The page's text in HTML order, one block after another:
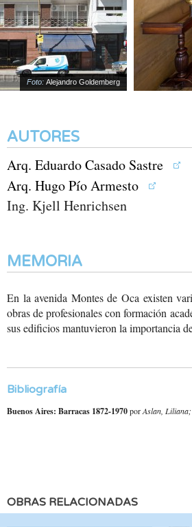
Foto:Alejandro Goldemberg
AUTORES
Arq. Eduardo Casado Sastre
Arq. Hugo Pío Armesto
Ing. Kjell Henrichsen
MEMORIA
En la avenida Montes de Oca existen
obras de profesionales con formación
sus edificios mantuvieron la importancia
Bibliografía
Buenos Aires: Barracas 1872-1970porAslan,
OBRAS RELACIONADAS